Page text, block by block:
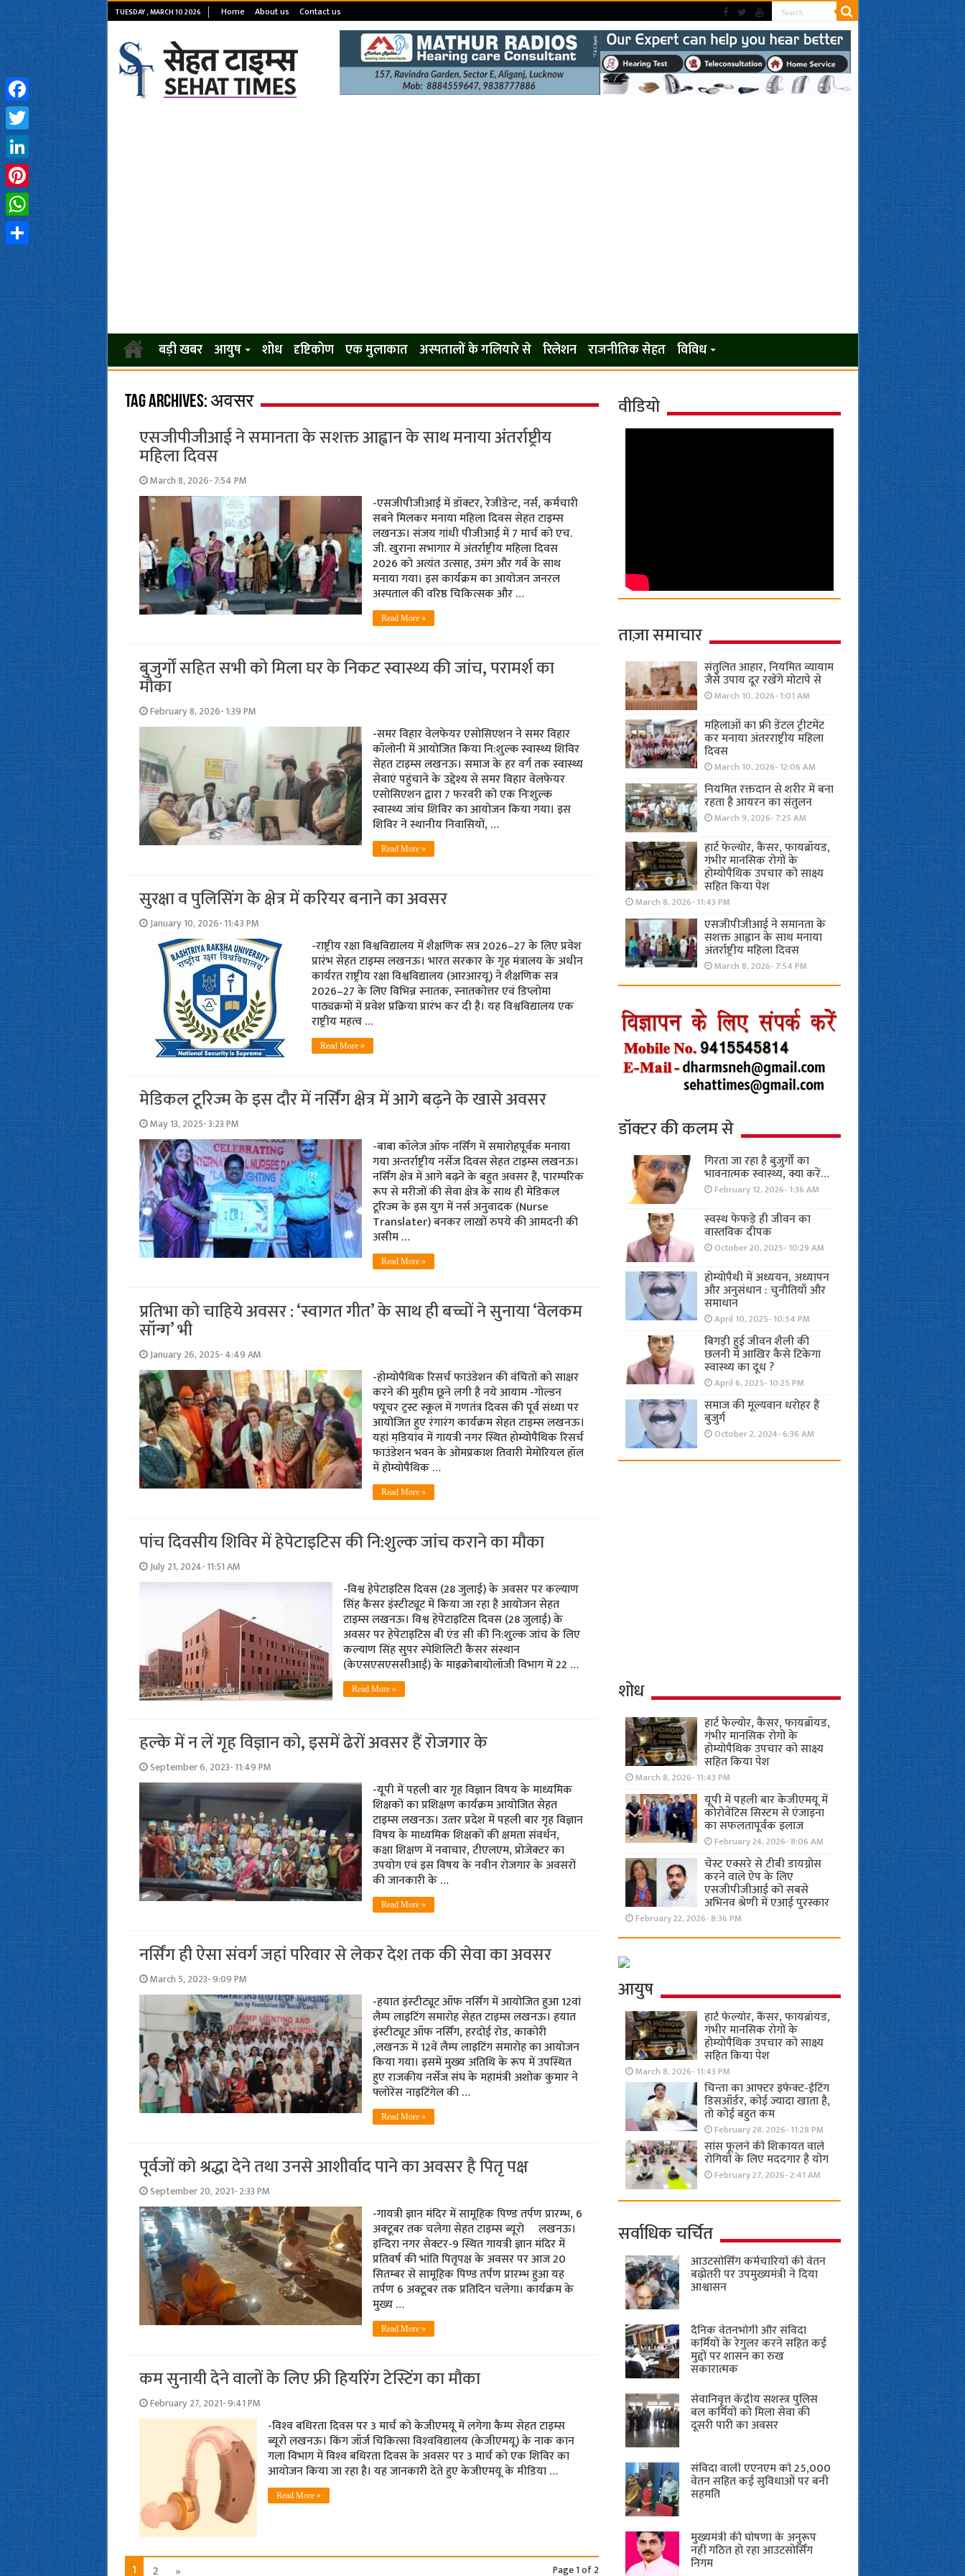
TUESDAY , MARCH 10 2026 Home About us Contact us
बड़ी खबर आयुष शोध दृष्टिकोण एक मुलाकात अस्पतालों के गलियारे से रिलेशन राजनीतिक सेहत विविध
Tag Archives:अवसर
एसजीपीजीआई ने समानता के सशक्त आह्वान के साथ मनाया अंतर्राष्ट्रीय
महिला दिवस
March 8, 2026- 7:54 PM
-एसजीपीजीआई में डॉक्टर, रेजीडेन्ट, नर्स, कर्मचारी
सबने मिलकर मनाया महिला दिवस सेहत टाइम्स
लखनऊ। संजय गांधी पीजीआई में 7 मार्च को एच.
जी. खुराना सभागार में अंतर्राष्ट्रीय महिला दिवस
2026 को अत्यंत उत्साह, उमंग और गर्व के साथ
मनाया गया। इस कार्यक्रम का आयोजन जनरल
अस्पताल की वरिष्ठ चिकित्सक और …
Read More »
बुजुर्गों सहित सभी को मिला घर के निकट स्वास्थ्य की जांच, परामर्श का
मौका
February 8, 2026- 1:39 PM
-समर विहार वेलफेयर एसोसिएशन ने समर विहार
कॉलोनी में आयोजित किया नि:शुल्क स्वास्थ्य शिविर
सेहत टाइम्स लखनऊ। समाज के हर वर्ग तक स्वास्थ्य
सेवाएं पहुंचाने के उद्देश्य से समर विहार वेलफेयर
एसोसिएशन द्वारा 7 फरवरी को एक निःशुल्क
स्वास्थ्य जांच शिविर का आयोजन किया गया। इस
शिविर ने स्थानीय निवासियों, …
Read More »
सुरक्षा व पुलिसिंग के क्षेत्र में करियर बनाने का अवसर
January 10, 2026- 11:43 PM
-राष्ट्रीय रक्षा विश्वविद्यालय में शैक्षणिक सत्र 2026–27 के लिए प्रवेश
प्रारंभ सेहत टाइम्स लखनऊ। भारत सरकार के गृह मंत्रालय के अधीन
कार्यरत राष्ट्रीय रक्षा विश्वविद्यालय (आरआरयू) ने शैक्षणिक सत्र
2026–27 के लिए विभिन्न स्नातक, स्नातकोत्तर एवं डिप्लोमा
पाठ्यक्रमों में प्रवेश प्रक्रिया प्रारंभ कर दी है। यह विश्वविद्यालय एक
राष्ट्रीय महत्व …
Read More »
मेडिकल टूरिज्म के इस दौर में नर्सिंग क्षेत्र में आगे बढ़ने के खासे अवसर
May 13, 2025- 3:23 PM
-बाबा कॉलेज ऑफ नर्सिंग में समारोहपूर्वक मनाया
गया अन्तर्राष्ट्रीय नर्सेज दिवस सेहत टाइम्स लखनऊ।
नर्सिंग क्षेत्र में आगे बढ़ने के बहुत अवसर हैं, पारम्परिक
रूप से मरीजों की सेवा क्षेत्र के साथ ही मेडिकल
टूरिज्म के इस युग में नर्स अनुवादक (Nurse
Translater) बनकर लाखों रुपये की आमदनी की
असीम …
Read More »
प्रतिभा को चाहिये अवसर : ‘स्वागत गीत’ के साथ ही बच्चों ने सुनाया ‘वेलकम
सॉन्ग’ भी
January 26, 2025- 4:49 AM
-होम्योपैथिक रिसर्च फाउंडेशन की वंचितों को साक्षर
करने की मुहीम छूने लगी है नये आयाम -गोल्डन
फ्यूचर ट्रस्ट स्कूल में गणतंत्र दिवस की पूर्व संध्या पर
आयोजित हुए रंगारंग कार्यक्रम सेहत टाइम्स लखनऊ।
यहां मडि़यांव में गायत्री नगर स्थित होम्योपैथिक रिसर्च
फाउंडेशन भवन के ओमप्रकाश तिवारी मेमोरियल हॉल
में होम्योपैथिक …
Read More »
पांच दिवसीय शिविर में हेपेटाइटिस की नि:शुल्क जांच कराने का मौका
July 21, 2024- 11:51 AM
-विश्व हेपेटाइटिस दिवस (28 जुलाई) के अवसर पर कल्याण
सिंह कैंसर इंस्टीट्यूट में किया जा रहा है आयोजन सेहत
टाइम्स लखनऊ। विश्व हेपेटाइटिस दिवस (28 जुलाई) के
अवसर पर हेपेटाइटिस बी एंड सी की नि:शुल्क जांच के लिए
कल्याण सिंह सुपर स्पेशिलिटी कैंसर संस्थान
(केएसएसएससीआई) के माइक्रोबायोलॉजी विभाग में 22 …
Read More »
हल्‍के में न लें गृह विज्ञान को, इसमें ढेरों अवसर हैं रोजगार के
September 6, 2023- 11:49 PM
-यूपी में पहली बार गृह विज्ञान विषय के माध्यमिक
शिक्षकों का प्रशिक्षण कार्यक्रम आयोजित सेहत
टाइम्‍स लखनऊ। उत्‍तर प्रदेश में पहली बार गृह विज्ञान
विषय के माध्यमिक शिक्षकों की क्षमता संवर्धन,
कक्षा शिक्षण में नवाचार, टीएलएम, प्रोजेक्टर का
उपयोग एवं इस विषय के नवीन रोजगार के अवसरों
की जानकारी के …
Read More »
नर्सिंग ही ऐसा संवर्ग जहां परिवार से लेकर देश तक की सेवा का अवसर
March 5, 2023- 9:09 PM
-हयात इंस्‍टीट्यूट ऑफ नर्सिंग में आयोजित हुआ 12वां
लैम्‍प लाइटिंग समारोह सेहत टाइम्‍स लखनऊ। हयात
इंस्टीट्यूट ऑफ नर्सिंग, हरदोई रोड, काकोरी
,लखनऊ में 12वें लैम्‍प लाइटिंग समारोह का आयोजन
किया गया। इसमें मुख्‍य अतिथि के रूप में उपस्थित
हुए राजकीय नर्सेज संघ के महामंत्री अशोक कुमार ने
फ्लोरेंस नाइटिंगेल की …
Read More »
पूर्वजों को श्रद्धा देने तथा उनसे आशीर्वाद पाने का अवसर है पितृ पक्ष
September 20, 2021- 2:33 PM
-गायत्री ज्ञान मंदिर में सामूहिक पिण्‍ड तर्पण प्रारम्‍भ, 6
अक्‍टूबर तक चलेगा सेहत टाइम्‍स ब्‍यूरो लखनऊ।
इन्दिरा नगर सेक्टर-9 स्थित गायत्री ज्ञान मंदिर में
प्रतिवर्ष की भांति पितृपक्ष के अवसर पर आज 20
सितम्बर से सामूहिक पिण्ड तर्पण प्रारम्भ हुआ यह
तर्पण 6 अक्टूबर तक प्रतिदिन चलेगा। कार्यक्रम के
मुख्य …
Read More »
कम सुनायी देने वालों के लिए फ्री हियरिंग टेस्टिंग का मौका
February 27, 2021- 9:41 PM
-विश्‍व बधिरता दिवस पर 3 मार्च को केजीएमयू में लगेगा कैम्‍प सेहत टाइम्‍स
ब्‍यूरो लखनऊ। किंग जॉर्ज चिकित्‍सा विश्‍वविद्यालय (केजीएमयू) के नाक कान
गला विभाग में विश्‍व बधिरता दिवस के अवसर पर 3 मार्च को एक शिविर का
आयोजन किया जा रहा है। यह जानकारी देते हुए केजीएमयू के मीडिया …
Read More »
Page 1 of 2
1 2 »
वीडियो
ताज़ा समाचार
संतुलित आहार, नियमित व्यायाम
जैसे उपाय दूर रखेंगे मोटापे से
March 10, 2026- 1:01 AM
महिलाओं का फ्री डेंटल ट्रीटमेंट
कर मनाया अंतरराष्ट्रीय महिला
दिवस
March 10, 2026- 12:06 AM
नियमित रक्तदान से शरीर में बना
रहता है आयरन का संतुलन
March 9, 2026- 7:25 AM
हार्ट फेल्योर, कैंसर, फायब्रॉयड,
गंभीर मानसिक रोगों के
होम्योपैथिक उपचार को साक्ष्य
सहित किया पेश
March 8, 2026- 11:43 PM
एसजीपीजीआई ने समानता के
सशक्त आह्वान के साथ मनाया
अंतर्राष्ट्रीय महिला दिवस
March 8, 2026- 7:54 PM
डॉक्टर की कलम से
गिरता जा रहा है बुजुर्गों का
भावनात्मक स्वास्थ्य, क्या करें…
February 12, 2026- 1:36 AM
स्वस्थ फेफड़े ही जीवन का
वास्तविक दीपक
October 20, 2025- 10:29 AM
होम्योपैथी में अध्ययन, अध्यापन
और अनुसंधान : चुनौतियाँ और
समाधान
April 10, 2025- 10:54 PM
बिगड़ी हुई जीवन शैली की
छलनी में आखिर कैसे टिकेगा
स्वास्थ्य का दूध ?
April 6, 2025- 10:25 PM
समाज की मूल्यवान धरोहर हैं
बुजुर्ग
October 2, 2024- 6:36 AM
शोध
हार्ट फेल्योर, कैंसर, फायब्रॉयड,
गंभीर मानसिक रोगों के
होम्योपैथिक उपचार को साक्ष्य
सहित किया पेश
March 8, 2026- 11:43 PM
यूपी में पहली बार केजीएमयू में
कोरोवेंटिस सिस्टम से एंजाइना
का सफलतापूर्वक इलाज
February 24, 2026- 8:06 AM
चेस्ट एक्सरे से टीबी डायग्नोस
करने वाले ऐप के लिए
एसजीपीजीआई को सबसे
अभिनव श्रेणी में एआई पुरस्कार
February 22, 2026- 8:36 PM
आयुष
हार्ट फेल्योर, कैंसर, फायब्रॉयड,
गंभीर मानसिक रोगों के
होम्योपैथिक उपचार को साक्ष्य
सहित किया पेश
March 8, 2026- 11:43 PM
चिन्ता का आफ्टर इफेक्ट-ईटिंग
डिसऑर्डर, कोई ज्यादा खाता है,
तो कोई बहुत कम
February 28, 2026- 11:28 PM
सांस फूलने की शिकायत वाले
रोगियों के लिए मददगार है योग
February 27, 2026- 2:41 AM
सर्वाधिक चर्चित
आउटसोर्सिंग कर्मचारियों की वेतन
बढ़ोतरी पर उपमुख्यमंत्री ने दिया
आश्वासन
दैनिक वेतनभोगी और संविदा
कर्मियों के रेगुलर करने सहित कई
मुद्दों पर शासन का रुख
सकारात्मक
सेवानिवृत्त केंद्रीय सशस्त्र पुलिस
बल ​कर्मियों को मिला सेवा की
दूसरी पारी का अवसर
संविदा वाली एएनएम को 25,000
वेतन सहित कई सुविधाओं पर बनी
सहमति
मुख्यमंत्री की घोषणा के अनुरूप
नहीं गठित हो रहा आउटसोर्सिंग
निगम
Facebook
Twitter
LinkedIn
Pinterest
WhatsApp
Share